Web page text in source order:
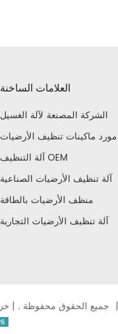
العلامات الساخنة
الشركة المصنعة لآلة الغسيل
مورد ماكينات تنظيف الأرضيات
آلة التنظيف OEM
آلة تنظيف الأرضيات الصناعية
منظف ​​الأرضيات بالطاقة
آلة تنظيف الأرضيات التجارية
حقوق الطبع والنشر © 2026 Shanghai Jie chi Cleaning Equipment Co., Ltd. جميع الحقوق محفوظة . | |